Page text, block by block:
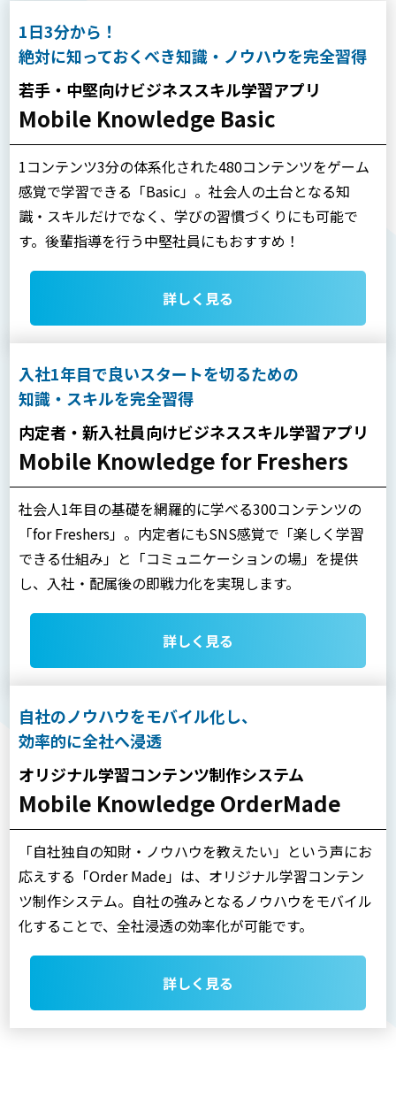
1日3分から！
絶対に知っておくべき知識・ノウハウを完全習得
若手・中堅向けビジネススキル学習アプリ
Mobile Knowledge Basic
1コンテンツ3分の体系化された480コンテンツをゲーム
感覚で学習できる「Basic」。社会人の土台となる知
識・スキルだけでなく、学びの習慣づくりにも可能で
す。後輩指導を行う中堅社員にもおすすめ！
詳しく見る
入社1年目で良いスタートを切るための
知識・スキルを完全習得
内定者・新入社員向けビジネススキル学習アプリ
Mobile Knowledge for Freshers
社会人1年目の基礎を網羅的に学べる300コンテンツの
「for Freshers」。内定者にもSNS感覚で「楽しく学習
できる仕組み」と「コミュニケーションの場」を提供
し、入社・配属後の即戦力化を実現します。
詳しく見る
自社のノウハウをモバイル化し、
効率的に全社へ浸透
オリジナル学習コンテンツ制作システム
Mobile Knowledge OrderMade
「自社独自の知財・ノウハウを教えたい」という声にお
応えする「Order Made」は、オリジナル学習コンテン
ツ制作システム。自社の強みとなるノウハウをモバイル
化することで、全社浸透の効率化が可能です。
詳しく見る